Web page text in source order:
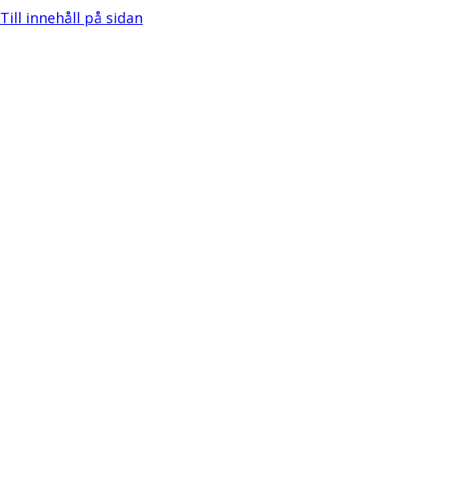
Till innehåll på sidan